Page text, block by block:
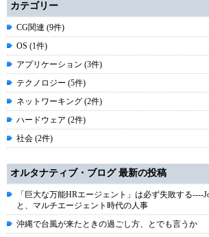
カテゴリー
CG関連 (9件)
OS (1件)
アプリケーション (3件)
テクノロジー (5件)
ネットワーキング (2件)
ハードウェア (2件)
社会 (2件)
オルタナティブ・ブログ 最新の投稿
「巨大な万能HRエージェント」は必ず失敗する----
と、マルチエージェント時代の人事
沖縄で台風が来たときの過ごし方、とでも言うか